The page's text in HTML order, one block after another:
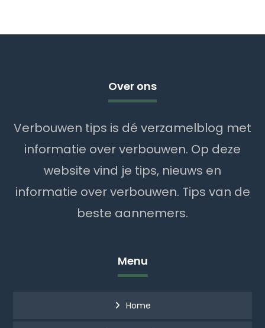
Over ons
Verbouwen tips is dé verzamelblog met
informatie over verbouwen. Op deze
website vind je tips, nieuws en
informatie over verbouwen. Tips van de
beste aannemers.
Menu
Home